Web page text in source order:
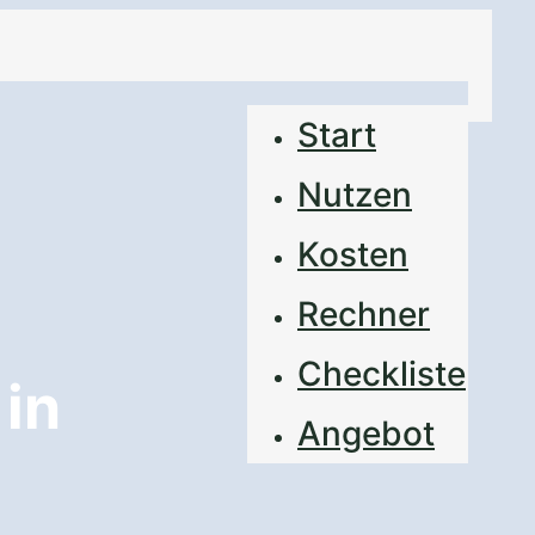
Start
Nutzen
Kosten
Rechner
Checkliste
Angebot